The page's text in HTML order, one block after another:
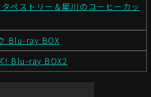
ペストリー＆犀川のコーヒーカッ
Blu-ray BOX
! Blu-ray BOX2